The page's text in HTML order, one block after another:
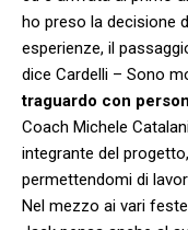
ho preso la decisione
esperienze, il
dice Cardelli – Sono
traguardo con
Coach Michele
integrante del
permettendomi di
Nel mezzo ai vari